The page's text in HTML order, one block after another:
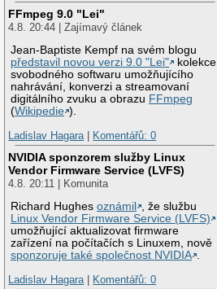
FFmpeg 9.0 "Lei"
4.8. 20:44 | Zajímavý článek
Jean-Baptiste Kempf na svém blogu
představil novou verzi 9.0 "Lei"
kolekce
svobodného softwaru umožňujícího
nahrávání, konverzi a streamovaní
digitálního zvuku a obrazu FFmpeg
(Wikipedie ).
Ladislav Hagara| Komentářů: 0
NVIDIA sponzorem služby Linux
Vendor Firmware Service (LVFS)
4.8. 20:11 | Komunita
Richard Hughesoznámil
, že službu
Linux Vendor Firmware Service (LVFS)
umožňující aktualizovat firmware
zařízení na počítačích s Linuxem, nově
sponzoruje také společnost NVIDIA .
Ladislav Hagara| Komentářů: 0